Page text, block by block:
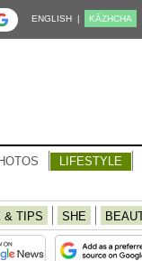
ENGLISH | KĀZHCHA
LIFESTYLE
& TIPS SHE